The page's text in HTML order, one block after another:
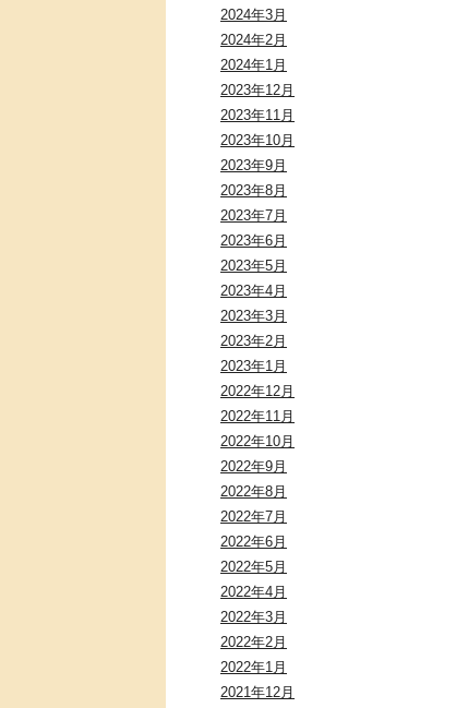
2024年3月
2024年2月
2024年1月
2023年12月
2023年11月
2023年10月
2023年9月
2023年8月
2023年7月
2023年6月
2023年5月
2023年4月
2023年3月
2023年2月
2023年1月
2022年12月
2022年11月
2022年10月
2022年9月
2022年8月
2022年7月
2022年6月
2022年5月
2022年4月
2022年3月
2022年2月
2022年1月
2021年12月